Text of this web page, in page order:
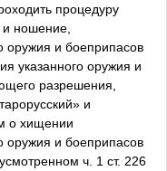
процедуру
ношение,
оружия и боеприпасов
указанного оружия и
разрешения,
и
о хищении
оружия и боеприпасов
ч. 1 ст. 226